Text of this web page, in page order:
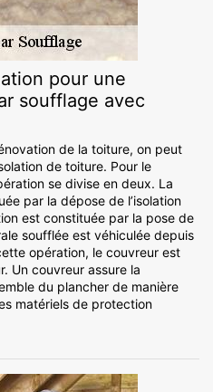
pour une
soufflage avec
de la toiture, on peut
de toiture. Pour le
se divise en deux. La
par la dépose de l’isolation
est constituée par la pose de
soufflée est véhiculée depuis
opération, le couvreur est
Un couvreur assure la
du plancher de manière
matériels de protection